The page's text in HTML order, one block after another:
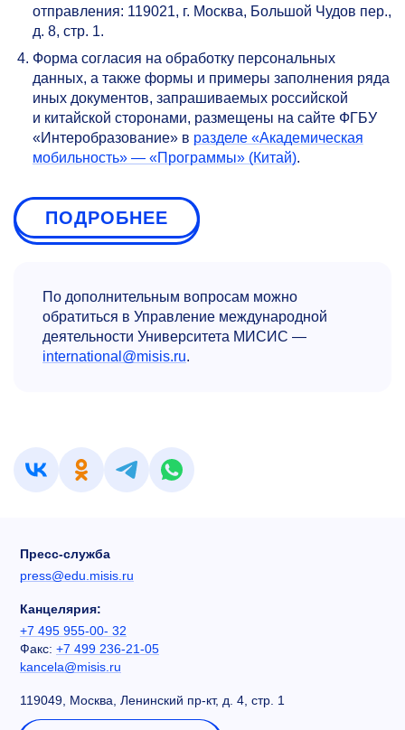
отправления: 119021, г. Москва, Большой Чудов пер.,
д. 8, стр. 1.
Форма согласия на обработку персональных
данных, а также формы и примеры заполнения ряда
иных документов, запрашиваемых российской
и китайской сторонами, размещены на сайте ФГБУ
«Интеробразование» в разделе «Академическая
мобильность» — «Программы» (Китай).
ПОДРОБНЕЕ
По дополнительным вопросам можно
обратиться в Управление международной
деятельности Университета МИСИС —
international@misis.ru.
Пресс-служба
press@edu.misis.ru
Канцелярия:
+7 495 955-00- 32
Факс: +7 499 236-21-05
kancela@misis.ru
119049, Москва, Ленинский пр-кт, д. 4, стр. 1